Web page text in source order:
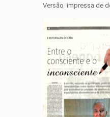
Versão impressa de